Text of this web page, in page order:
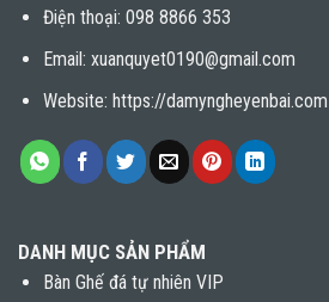
Điện thoại: 098 8866 353
Email: xuanquyet0190@gmail.com
Website: https://damyngheyenbai.com
DANH MỤC SẢN PHẨM
Bàn Ghế đá tự nhiên VIP